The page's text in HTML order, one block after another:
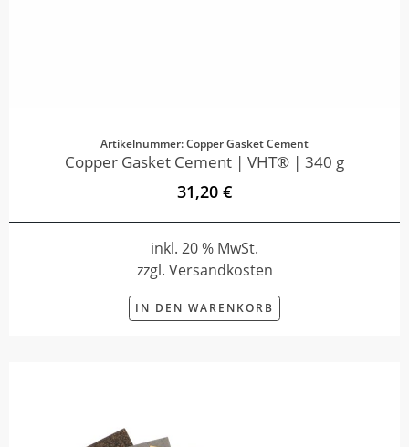
Artikelnummer: Copper Gasket Cement
Copper Gasket Cement | VHT® | 340 g
31,20 €
inkl. 20 % MwSt.
zzgl. Versandkosten
IN DEN WARENKORB